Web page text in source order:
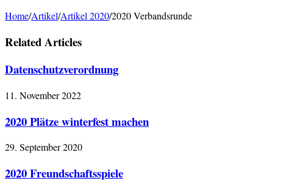
Home/Artikel/Artikel 2020/2020 Verbandsrunde
Related Articles
Datenschutzverordnung
11. November 2022
2020 Plätze winterfest machen
29. September 2020
2020 Freundschaftsspiele